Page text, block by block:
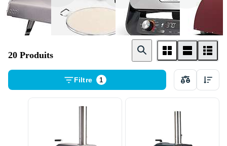
Ooni Kenwood Ninja
20 Produits
Filtre 1